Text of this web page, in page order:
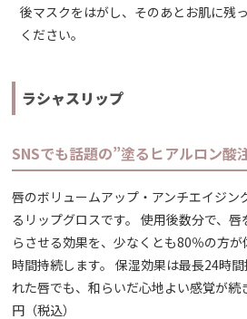
後マスクをはがし、そのあとお肌に残
ください。
ラシャスリップ
SNSでも話題の”塗るヒアルロン酸
唇のボリュームアップ・アンチエイジン
るリップグロスです。 使用後数分で、
らさせる効果を、少なくとも80％の方
時間持続します。 保湿効果は最長24時
れた唇でも、和らいだ心地よい感覚が続
円（税込）